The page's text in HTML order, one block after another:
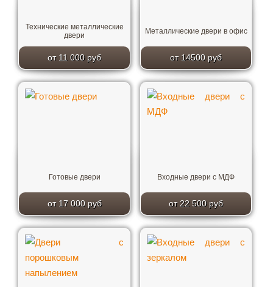
Технические металлические
двери
от 11 000 руб
Металлические двери в офис
от 14500 руб
Готовые двери
от 17 000 руб
Входные двери с МДФ
от 22 500 руб